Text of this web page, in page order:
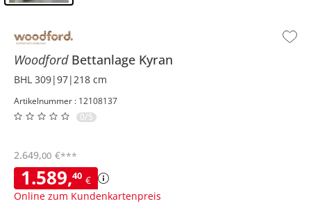
Woodford Bettanlage Kyran
BHL 309|97|218 cm
Artikelnummer : 12108137
0/5
1.589,40 €
Online zum Kundenkartenpreis
2.649,00 €***